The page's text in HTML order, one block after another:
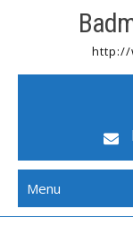
http://
Menu